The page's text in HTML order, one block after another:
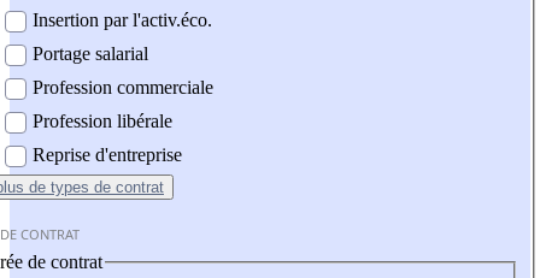
Insertion par l'activ.éco.
Portage salarial
Profession commerciale
Profession libérale
Reprise d'entreprise
de types de contrat
CONTRAT
de contrat